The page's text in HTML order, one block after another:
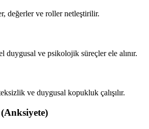
değerler ve roller netleştirilir.
duygusal ve psikolojik süreçler ele alınır.
ve duygusal kopukluk çalışılır.